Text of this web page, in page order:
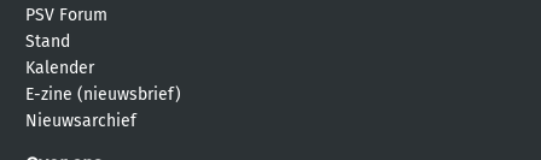
PSV Forum
Stand
Kalender
E-zine (nieuwsbrief)
Nieuwsarchief